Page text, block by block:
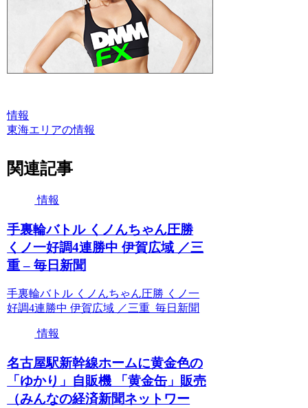
情報
東海エリアの情報
関連記事
情報
手裏輪バトル くノんちゃん圧勝
くノ一好調4連勝中 伊賀広域 ／三
重 – 毎日新聞
手裏輪バトル くノんちゃん圧勝 くノ一
好調4連勝中 伊賀広域 ／三重 毎日新聞
情報
名古屋駅新幹線ホームに黄金色の
「ゆかり」自販機 「黄金缶」販売
（みんなの経済新聞ネットワー